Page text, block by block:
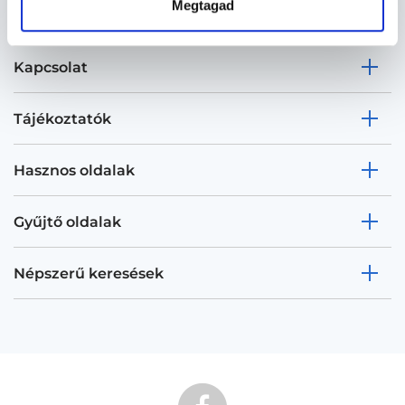
Megtagad
Kapcsolat
Tájékoztatók
Hasznos oldalak
Gyűjtő oldalak
Népszerű keresések